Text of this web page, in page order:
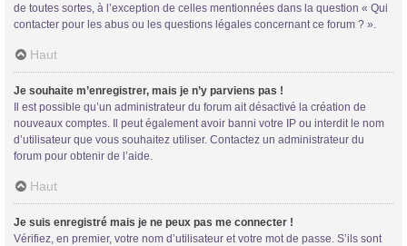
de toutes sortes, à l’exception de celles mentionnées dans la question « Qui
contacter pour les abus ou les questions légales concernant ce forum ? ».
Haut
Je souhaite m’enregistrer, mais je n’y parviens pas !
Il est possible qu’un administrateur du forum ait désactivé la création de
nouveaux comptes. Il peut également avoir banni votre IP ou interdit le nom
d’utilisateur que vous souhaitez utiliser. Contactez un administrateur du
forum pour obtenir de l’aide.
Haut
Je suis enregistré mais je ne peux pas me connecter !
Vérifiez, en premier, votre nom d’utilisateur et votre mot de passe. S’ils sont